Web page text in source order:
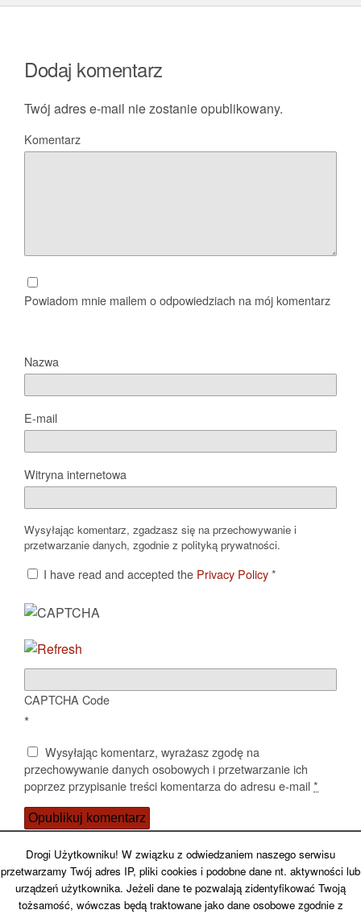
Dodaj komentarz
Twój adres e-mail nie zostanie opublikowany.
Komentarz
Powiadom mnie mailem o odpowiedziach na mój komentarz
Nazwa
E-mail
Witryna internetowa
Wysyłając komentarz, zgadzasz się na przechowywanie i
przetwarzanie danych, zgodnie z polityką prywatności.
I have read and accepted the Privacy Policy*
CAPTCHA Code
*
Wysyłając komentarz, wyrażasz zgodę na
przechowywanie danych osobowych i przetwarzanie ich
poprzez przypisanie treści komentarza do adresu e-mail*
Potwierdź, że nie jesteś spamerem
Drogi Użytkowniku! W związku z odwiedzaniem naszego serwisu
przetwarzamy Twój adres IP, pliki cookies i podobne dane nt. aktywności lub
urządzeń użytkownika. Jeżeli dane te pozwalają zidentyfikować Twoją
tożsamość, wówczas będą traktowane jako dane osobowe zgodnie z